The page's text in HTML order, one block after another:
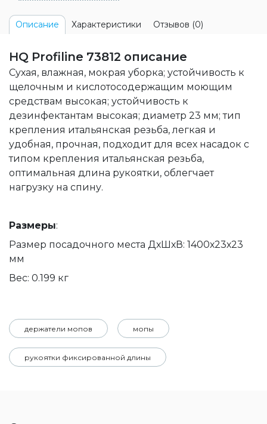
Описание Характеристики Отзывов (0)
HQ Profiline 73812 описание
Сухая, влажная, мокрая уборка; устойчивость к
щелочным и кислотосодержащим моющим
средствам высокая; устойчивость к
дезинфектантам высокая; диаметр 23 мм; тип
крепления итальянская резьба, легкая и
удобная, прочная, подходит для всех насадок с
типом крепления итальянская резьба,
оптимальная длина рукоятки, облегчает
нагрузку на спину.
Размеры:
Размер посадочного места ДхШхВ: 1400х23х23
мм
Вес: 0.199 кг
держатели мопов мопы
рукоятки фиксированной длины